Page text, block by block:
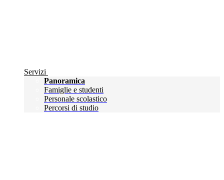
Servizi
Panoramica
Famiglie e studenti
Personale scolastico
Percorsi di studio